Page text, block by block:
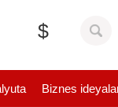
$
Biznes